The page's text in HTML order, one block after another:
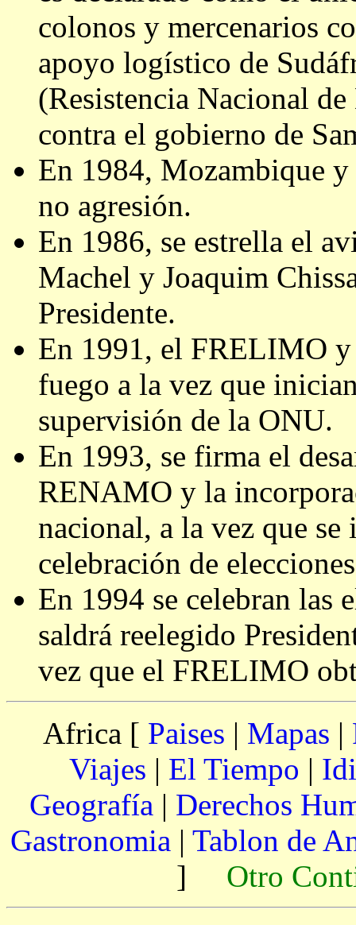
colonos y mercenarios
apoyo logístico de
(Resistencia Nacional
contra el gobierno de
En 1984, Mozambique
no agresión.
En 1986, se estrella el
Machel y Joaquim
Presidente.
En 1991, el FRELIMO
fuego a la vez que
supervisión de la ONU.
En 1993, se firma el
RENAMO y la
nacional, a la vez que
celebración de
En 1994 se celebran las
saldrá reelegido
vez que el FRELIMO
Africa [ Paises | Mapas |
Viajes | El Tiempo |
Geografía | Derechos
Gastronomia | Tablon de
] Otro